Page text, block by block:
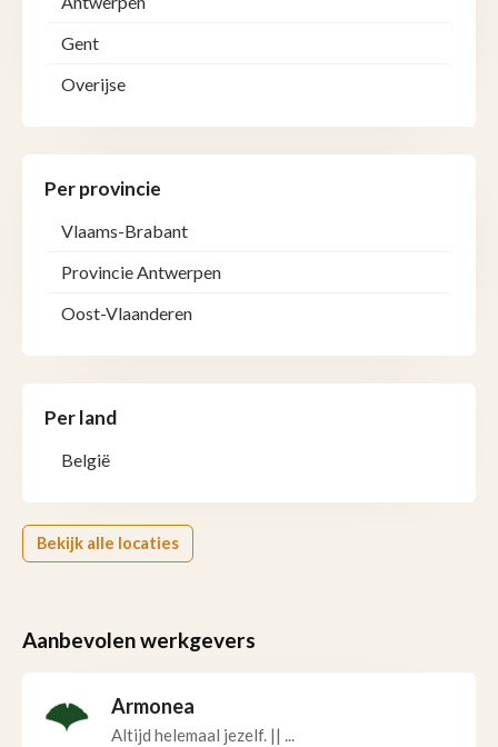
Gent
Overijse
Per provincie
Vlaams-Brabant
Provincie Antwerpen
Oost-Vlaanderen
Per land
België
Bekijk alle locaties
Aanbevolen werkgevers
Armonea
Altijd helemaal jezelf. || ...